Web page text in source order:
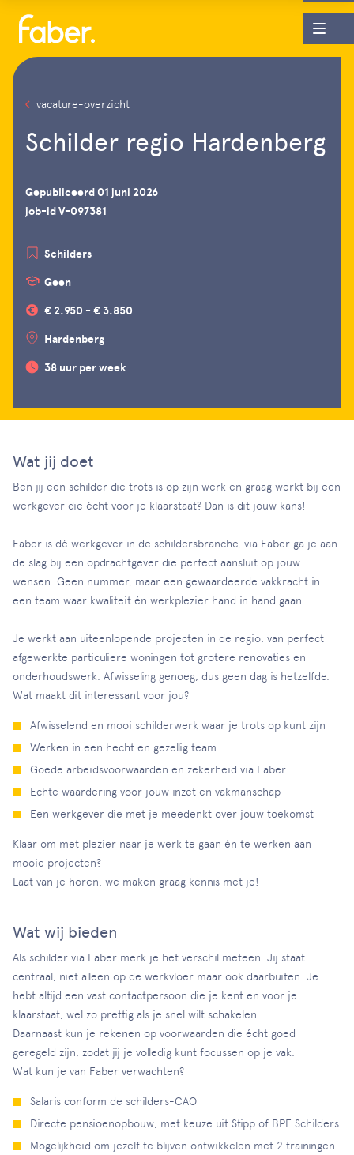
vacature-overzicht
Schilder regio Hardenberg
Gepubliceerd 01 juni 2026
job-id V-097381
Schilders
Geen
€ 2.950 - € 3.850
Hardenberg
38 uur per week
Wat jij doet
Ben jij een schilder die trots is op zijn werk en graag werkt bij een
werkgever die écht voor je klaarstaat? Dan is dit jouw kans!
Faber is dé werkgever in de schildersbranche, via Faber ga je aan
de slag bij een opdrachtgever die perfect aansluit op jouw
wensen. Geen nummer, maar een gewaardeerde vakkracht in
een team waar kwaliteit én werkplezier hand in hand gaan.
Je werkt aan uiteenlopende projecten in de regio: van perfect
afgewerkte particuliere woningen tot grotere renovaties en
onderhoudswerk. Afwisseling genoeg, dus geen dag is hetzelfde.
Wat maakt dit interessant voor jou?
Afwisselend en mooi schilderwerk waar je trots op kunt zijn
Werken in een hecht en gezellig team
Goede arbeidsvoorwaarden en zekerheid via Faber
Echte waardering voor jouw inzet en vakmanschap
Een werkgever die met je meedenkt over jouw toekomst
Klaar om met plezier naar je werk te gaan én te werken aan
mooie projecten?
Laat van je horen, we maken graag kennis met je!
Wat wij bieden
Als schilder via Faber merk je het verschil meteen. Jij staat
centraal, niet alleen op de werkvloer maar ook daarbuiten. Je
hebt altijd een vast contactpersoon die je kent en voor je
klaarstaat, wel zo prettig als je snel wilt schakelen.
Daarnaast kun je rekenen op voorwaarden die écht goed
geregeld zijn, zodat jij je volledig kunt focussen op je vak.
Wat kun je van Faber verwachten?
Salaris conform de schilders-CAO
Directe pensioenopbouw, met keuze uit Stipp of BPF Schilders
Mogelijkheid om jezelf te blijven ontwikkelen met 2 trainingen